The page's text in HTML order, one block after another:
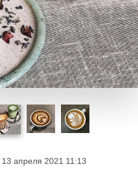
13 апреля 2021 11:13